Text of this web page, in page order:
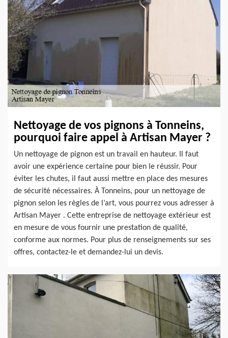
Nettoyage de vos pignons à Tonneins,
pourquoi faire appel à Artisan Mayer ?
Un nettoyage de pignon est un travail en hauteur. Il faut
avoir une expérience certaine pour bien le réussir. Pour
éviter les chutes, il faut aussi mettre en place des mesures
de sécurité nécessaires. À Tonneins, pour un nettoyage de
pignon selon les règles de l’art, vous pourrez vous adresser à
Artisan Mayer . Cette entreprise de nettoyage extérieur est
en mesure de vous fournir une prestation de qualité,
conforme aux normes. Pour plus de renseignements sur ses
offres, contactez-le et demandez-lui un devis.